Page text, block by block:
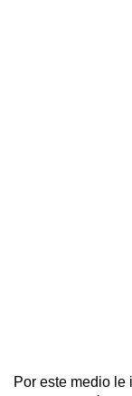
Por este medio